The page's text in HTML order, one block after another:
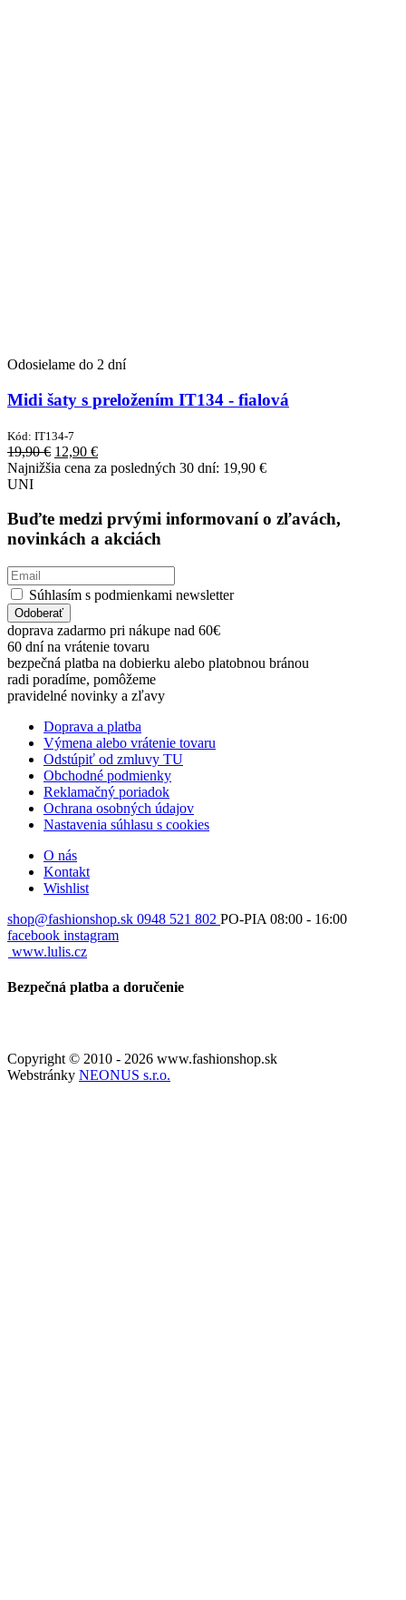
Odosielame do 2 dní
Midi šaty s preložením IT134 - fialová
Kód: IT134-7
19,90€ Original
price
12,90 €Current
price
Najnižšia cena za posledných 30 dní: 19,90 €
UNI
Buďte medzi prvými informovaní o zľavách,
novinkách a akciách
Súhlasím s podmienkami newsletter
Odoberať
doprava zadarmo pri nákupe nad 60€
60 dní na vrátenie tovaru
bezpečná platba na dobierku alebo platobnou bránou
radi poradíme, pomôžeme
pravidelné novinky a zľavy
Doprava a platba
Výmena alebo vrátenie tovaru
Odstúpiť od zmluvy TU
Obchodné podmienky
Reklamačný poriadok
Ochrana osobných údajov
Nastavenia súhlasu s cookies
O nás
Kontakt
Wishlist
shop@fashionshop.sk 0948 521 802 PO-PIA 08:00 - 16:00
facebook instagram
www.lulis.cz
Bezpečná platba a doručenie
Copyright © 2010 - 2026 www.fashionshop.sk
Webstránky NEONUS s.r.o.